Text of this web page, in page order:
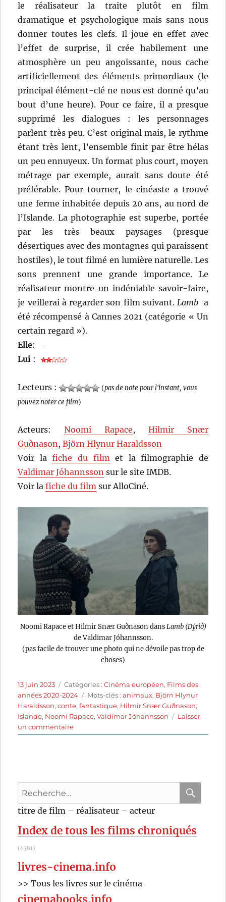
le réalisateur la traite plutôt en film
dramatique et psychologique mais sans nous
donner toutes les clefs. Il joue en effet avec
l’effet de surprise, il crée habilement une
atmosphère un peu angoissante, nous cache
artificiellement des éléments primordiaux (le
principal élément-clé ne nous est donné qu’au
bout d’une heure). Pour ce faire, il a presque
supprimé les dialogues : les personnages
parlent très peu. C’est original mais, le rythme
étant très lent, l’ensemble finit par être hélas
un peu ennuyeux. Un format plus court, moyen
métrage par exemple, aurait sans doute été
préférable. Pour tourner, le cinéaste a trouvé
une ferme inhabitée depuis 20 ans, au nord de
l’Islande. La photographie est superbe, portée
par les très beaux paysages (presque
désertiques avec des montagnes qui paraissent
hostiles), le tout filmé en lumière naturelle. Les
sons prennent une grande importance. Le
réalisateur montre un indéniable savoir-faire,
je veillerai à regarder son film suivant.Lamb a
été récompensé à Cannes 2021 (catégorie « Un
certain regard »).
Elle:
–
Lui :
Lecteurs : (pas de note pour l'instant, vous
pouvez noter ce film)
Acteurs:Noomi Rapace, Hilmir Snær
Guðnason,Björn Hlynur Haraldsson
Voir lafiche du filmet la filmographie de
Valdimar Jóhannsson sur le site IMDB.
Voir lafiche du film sur AlloCiné.
Noomi Rapace et Hilmir Snær Guðnason dans Lamb (Dýrið)
de Valdimar Jóhannsson.
(pas facile de trouver une photo qui ne dévoile pas trop de
choses)
Publié
le
13 juin 2023 Catégories
Catégories :Cinéma européen, Films des
années 2020-2024
Étiquettes
Mots-clés :animaux, Björn Hlynur
Haraldsson,conte,fantastique, Hilmir Snær Guðnason,
Islande, Noomi Rapace,Valdimar Jóhannsson
Laisser
un commentairesur
Lamb
Recherche
pour
:
titre de film – réalisateur – acteur
Index de tous les films chroniqués
(6381)
livres-cinema.info
>> Tous les livres sur le cinéma
cinemabooks.info